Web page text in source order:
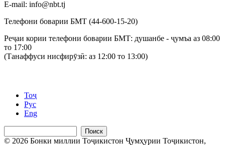
Е-mail: info@nbt.tj
Телефони боварии БМТ (44-600-15-20)
Реҷаи кории телефони боварии БМТ: душанбе - ҷумъа аз 08:00
то 17:00
(Танаффуси нисфирӯзӣ: аз 12:00 то 13:00)
Тоҷ
Рус
Eng
Поиск
© 2026 Бонки миллии Тоҷикистон Ҷумҳурии Тоҷикистон,